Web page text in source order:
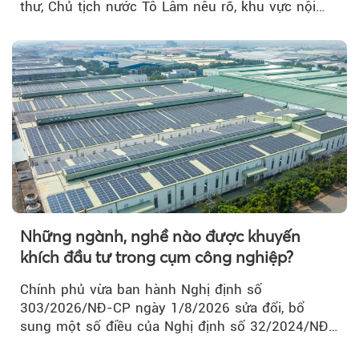
thư, Chủ tịch nước Tô Lâm nêu rõ, khu vực nội
Những ngành, nghề nào được khuyến
khích đầu tư trong cụm công nghiệp?
Chính phủ vừa ban hành Nghị định số
303/2026/NĐ-CP ngày 1/8/2026 sửa đổi, bổ
sung một số điều của Nghị định số 32/2024/NĐ-